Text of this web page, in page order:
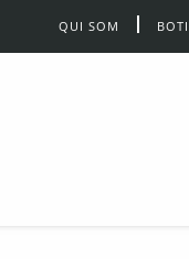
QUI SOM